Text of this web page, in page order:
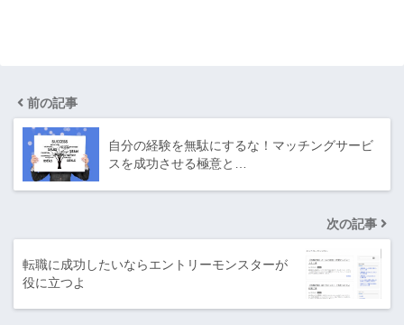
前の記事
自分の経験を無駄にするな！マッチングサービ
スを成功させる極意と…
次の記事
転職に成功したいならエントリーモンスターが
役に立つよ